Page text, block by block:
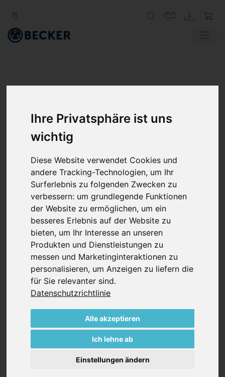
Ihre Privatsphäre ist uns
wichtig
Diese Website verwendet Cookies und
andere Tracking-Technologien, um Ihr
Surferlebnis zu folgenden Zwecken zu
verbessern: um grundlegende Funktionen
der Website zu ermöglichen, um ein
besseres Erlebnis auf der Website zu
bieten, um Ihr Interesse an unseren
Produkten und Dienstleistungen zu
messen und Marketinginteraktionen zu
personalisieren, um Anzeigen zu liefern die
für Sie relevanter sind.
Datenschutzrichtlinie
Alle akzeptieren
Ich lehne ab
Einstellungen ändern
VARIAIR RV 2.1944/10
RADIALVERDICHTER
Das Becker VARIAIR RV 2.1944/10 ist eine